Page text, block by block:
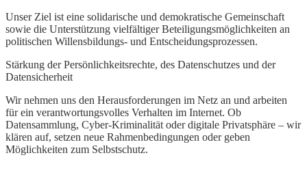
Unser Ziel ist eine solidarische und demokratische Gemeinschaft
sowie die Unterstützung vielfältiger Beteiligungsmöglichkeiten an
politischen Willensbildungs- und Entscheidungsprozessen.
Stärkung der Persönlichkeitsrechte, des Datenschutzes und der
Datensicherheit
Wir nehmen uns den Herausforderungen im Netz an und arbeiten
für ein verantwortungsvolles Verhalten im Internet. Ob
Datensammlung, Cyber-Kriminalität oder digitale Privatsphäre – wir
klären auf, setzen neue Rahmenbedingungen oder geben
Möglichkeiten zum Selbstschutz.